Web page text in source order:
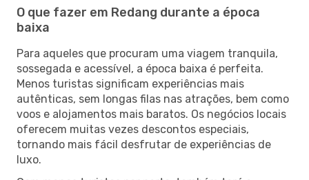
O que fazer em Redang durante a época
baixa
Para aqueles que procuram uma viagem tranquila,
sossegada e acessível, a época baixa é perfeita.
Menos turistas significam experiências mais
autênticas, sem longas filas nas atrações, bem como
voos e alojamentos mais baratos. Os negócios locais
oferecem muitas vezes descontos especiais,
tornando mais fácil desfrutar de experiências de
luxo.